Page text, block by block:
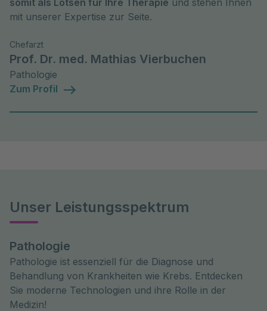
somit als Lotsen für Ihre Therapie und stehen Ihnen
mit unserer Expertise zur Seite.
Chefarzt
Prof. Dr. med. Mathias Vierbuchen
Pathologie
Zum Profil
Unser Leistungsspektrum
Pathologie
Pathologie ist essenziell für die Diagnose und
Behandlung von Krankheiten wie Krebs. Entdecken
Sie moderne Technologien und ihre Rolle in der
Medizin!